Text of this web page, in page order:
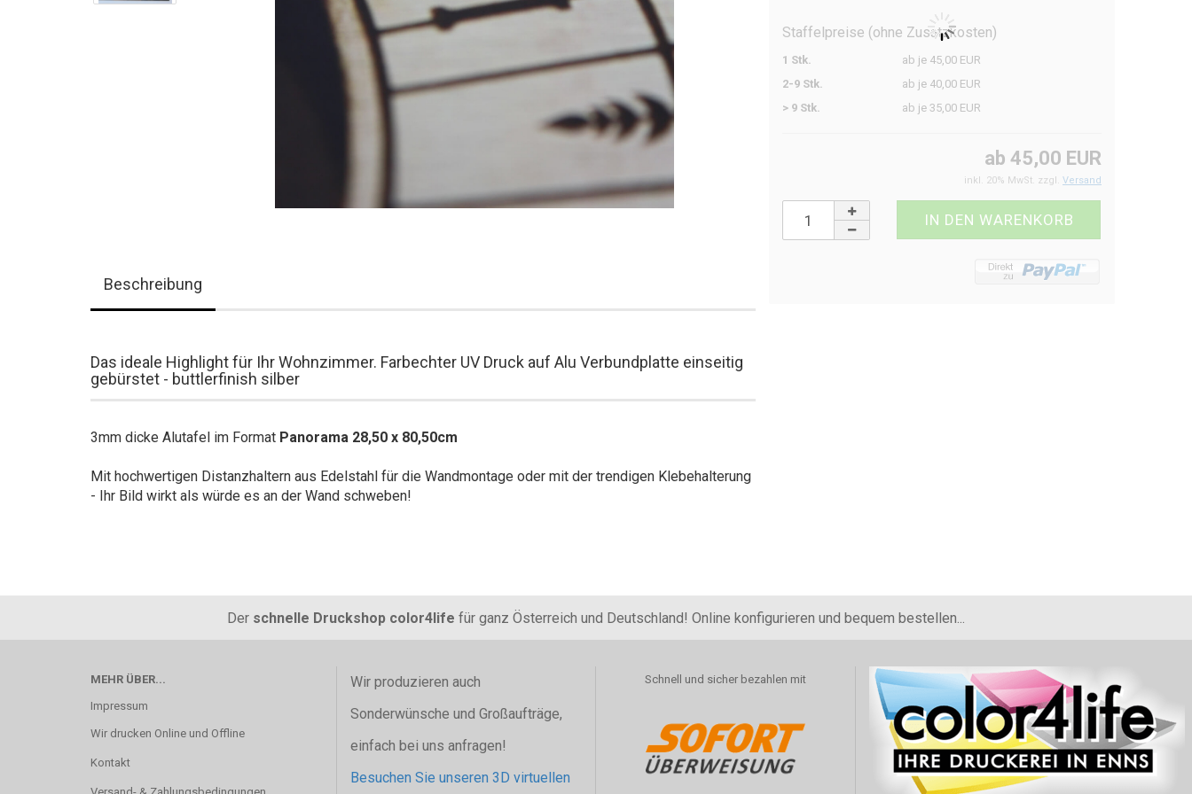
Staffelpreise (ohne Zusatzkosten)
1 Stk.
ab je 45,00 EUR
2-9 Stk.
ab je 40,00 EUR
> 9 Stk.
ab je 35,00 EUR
ab 45,00 EUR
inkl. 20% MwSt. zzgl. Versand
Beschreibung
Das ideale Highlight für Ihr Wohnzimmer. Farbechter UV Druck auf Alu Verbundplatte einseitig
gebürstet - buttlerfinish silber
3mm dicke Alutafel im Format Panorama 28,50 x 80,50cm
Mit hochwertigen Distanzhaltern aus Edelstahl für die Wandmontage oder mit der trendigen Klebehalterung
- Ihr Bild wirkt als würde es an der Wand schweben!
Der schnelle Druckshop color4life für ganz Österreich und Deutschland! Online konfigurieren und bequem bestellen...
MEHR ÜBER...
Impressum
Wir drucken Online und Offline
Kontakt
Wir produzieren auch
Sonderwünsche und Großaufträge,
einfach bei uns anfragen!
Besuchen Sie unseren 3D virtuellen
Schnell und sicher bezahlen mit